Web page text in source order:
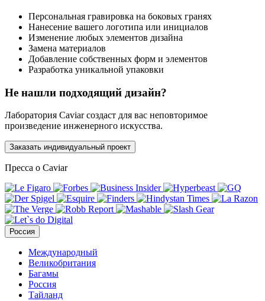
Персональная гравировка на боковых гранях
Нанесение вашего логотипа или инициалов
Изменение любых элементов дизайна
Замена материалов
Добавление собственных форм и элементов
Разработка уникальной упаковки
Не нашли подходящий дизайн?
Лаборатория Caviar создаст для вас неповторимое
произведение инженерного искусства.
Заказать индивидуальный проект
Пресса о Caviar
Россия
Международный
Великобритания
Багамы
Россия
Тайланд